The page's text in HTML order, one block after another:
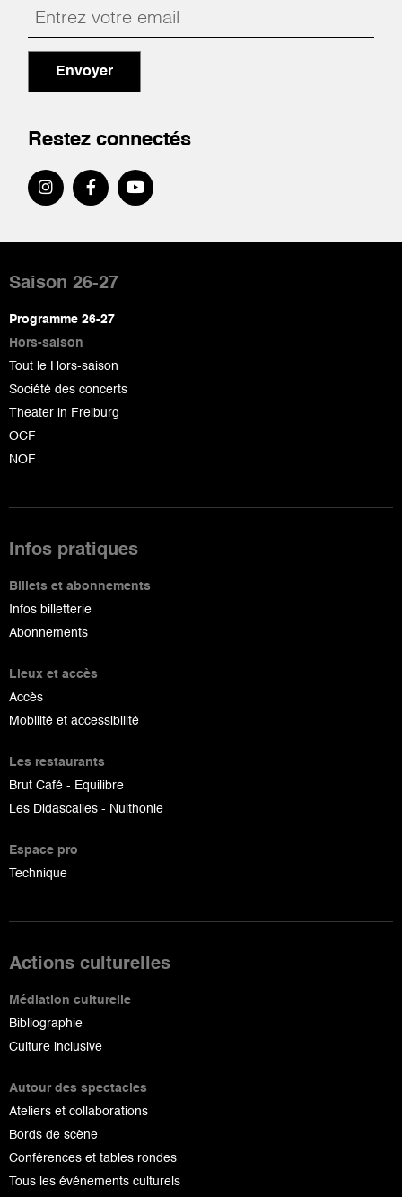
Envoyer
Restez connectés
de
page
Saison 26-27
Programme 26-27
Hors-saison
Tout le Hors-saison
Société des concerts
Theater in Freiburg
OCF
NOF
Infos pratiques
Billets et abonnements
Infos billetterie
Abonnements
Lieux et accès
Accès
Mobilité et accessibilité
Les restaurants
Brut Café - Equilibre
Les Didascalies - Nuithonie
Espace pro
Technique
Actions culturelles
Médiation culturelle
Bibliographie
Culture inclusive
Autour des spectacles
Ateliers et collaborations
Bords de scène
Conférences et tables rondes
Tous les événements culturels